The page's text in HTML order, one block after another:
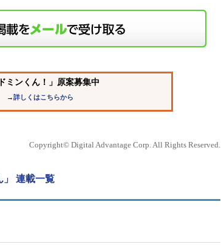
ミンくん！」原案募集中
→詳しくはこちらから
Copyright© Digital Advantage Corp. All Rights Reserved.
」 連載一覧